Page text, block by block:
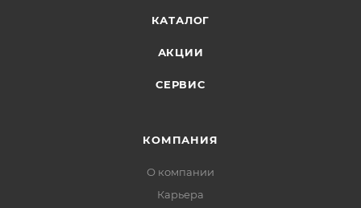
КАТАЛОГ
АКЦИИ
СЕРВИС
КОМПАНИЯ
О компании
Карьера